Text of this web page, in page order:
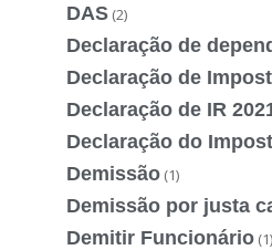
DAS (2)
Declaração de
Declaração de
Declaração de IR
Declaração do
Demissão (1)
Demissão por justa
Demitir Funcionário (1)